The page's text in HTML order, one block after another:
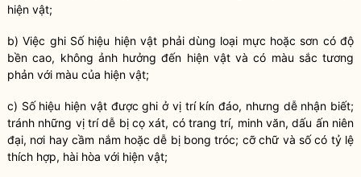
hiện vật;
b) Việc ghi Số hiệu hiện vật phải dùng loại mực hoặc sơn có độ
bền cao, không ảnh hưởng đến hiện vật và có màu sắc tương
phản với màu của hiện vật;
c) Số hiệu hiện vật được ghi ở vị trí kín đáo, nhưng dễ nhận biết;
tránh những vị trí dễ bị cọ xát, có trang trí, minh văn, dấu ấn niên
đại, nơi hay cầm nắm hoặc dễ bị bong tróc; cỡ chữ và số có tỷ lệ
thích hợp, hài hòa với hiện vật;